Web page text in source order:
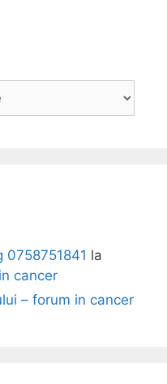
0758751841 la
cancer
– forum in cancer